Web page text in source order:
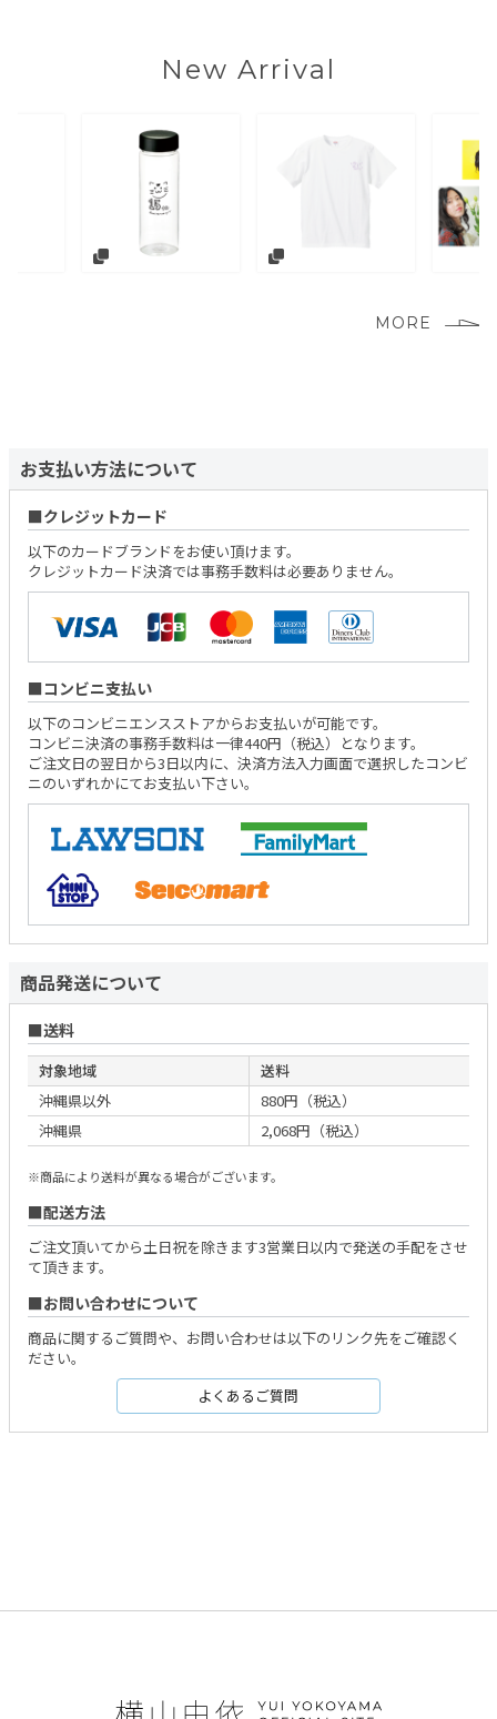
New Arrival
MORE
お支払い方法について
クレジットカード
以下のカードブランドをお使い頂けます。
クレジットカード決済では事務手数料は必要ありません。
コンビニ支払い
以下のコンビニエンスストアからお支払いが可能です。
コンビニ決済の事務手数料は一律440円（税込）となります。
ご注文日の翌日から3日以内に、決済方法入力画面で選択したコンビ
ニのいずれかにてお支払い下さい。
商品発送について
送料
対象地域
送料
沖縄県以外
880円（税込）
沖縄県
2,068円（税込）
※商品により送料が異なる場合がございます。
配送方法
ご注文頂いてから土日祝を除きます3営業日以内で発送の手配をさせ
て頂きます。
お問い合わせについて
商品に関するご質問や、お問い合わせは以下のリンク先をご確認く
ださい。
よくあるご質問